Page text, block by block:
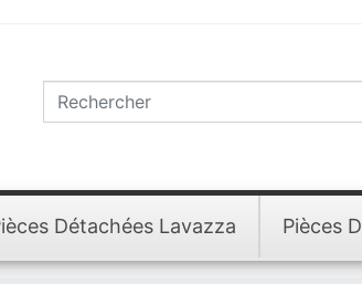
Détachées Lavazza Pièces